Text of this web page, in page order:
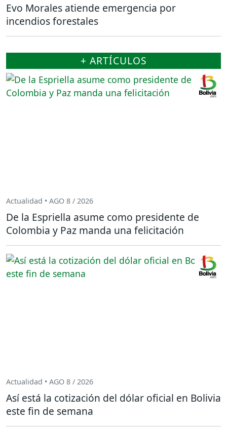
Evo Morales atiende emergencia por
incendios forestales
+ ARTÍCULOS
Actualidad • AGO 8 / 2026
De la Espriella asume como presidente de
Colombia y Paz manda una felicitación
Actualidad • AGO 8 / 2026
Así está la cotización del dólar oficial en Bolivia
este fin de semana